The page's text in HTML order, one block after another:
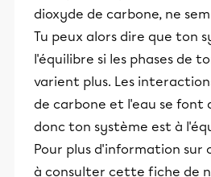
dioxyde de carbone, ne
Tu peux alors dire que ton
l'équilibre si les phases de
varient plus. Les
de carbone et l'eau se font
donc ton système est à
Pour plus d'information sur
à consulter cette fiche de